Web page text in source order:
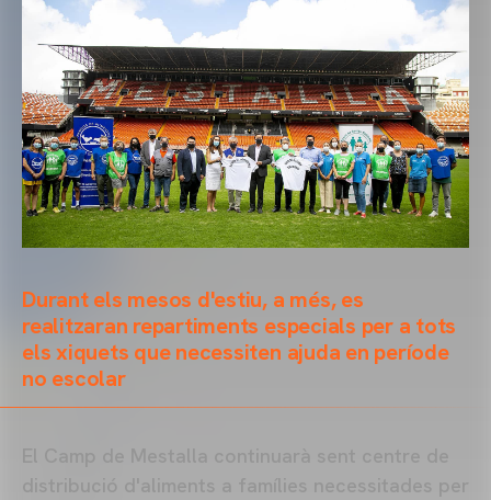
Durant els mesos d'estiu, a més, es
realitzaran repartiments especials per a tots
els xiquets que necessiten ajuda en període
no escolar